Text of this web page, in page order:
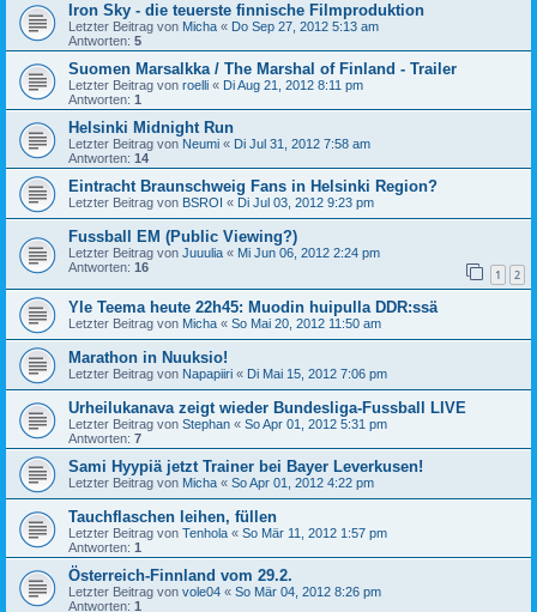
Iron Sky - die teuerste finnische Filmproduktion
Letzter Beitrag von Micha « Do Sep 27, 2012 5:13 am
Antworten: 5
Suomen Marsalkka / The Marshal of Finland - Trailer
Letzter Beitrag von roelli « Di Aug 21, 2012 8:11 pm
Antworten: 1
Helsinki Midnight Run
Letzter Beitrag von Neumi « Di Jul 31, 2012 7:58 am
Antworten: 14
Eintracht Braunschweig Fans in Helsinki Region?
Letzter Beitrag von BSROI « Di Jul 03, 2012 9:23 pm
Fussball EM (Public Viewing?)
Letzter Beitrag von Juuulia « Mi Jun 06, 2012 2:24 pm
Antworten: 16 1 2
Yle Teema heute 22h45: Muodin huipulla DDR:ssä
Letzter Beitrag von Micha « So Mai 20, 2012 11:50 am
Marathon in Nuuksio!
Letzter Beitrag von Napapiiri « Di Mai 15, 2012 7:06 pm
Urheilukanava zeigt wieder Bundesliga-Fussball LIVE
Letzter Beitrag von Stephan « So Apr 01, 2012 5:31 pm
Antworten: 7
Sami Hyypiä jetzt Trainer bei Bayer Leverkusen!
Letzter Beitrag von Micha « So Apr 01, 2012 4:22 pm
Tauchflaschen leihen, füllen
Letzter Beitrag von Tenhola « So Mär 11, 2012 1:57 pm
Antworten: 1
Österreich-Finnland vom 29.2.
Letzter Beitrag von vole04 « So Mär 04, 2012 8:26 pm
Antworten: 1